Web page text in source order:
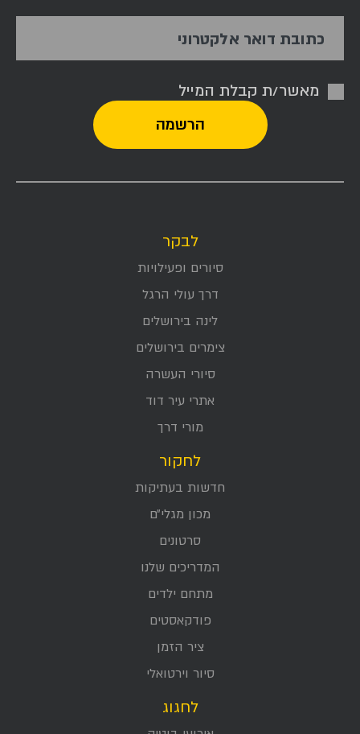
כתובת דואר אלקטרוני
מאשר/ת קבלת המייל
לבקר
סיורים ופעילויות
דרך עולי הרגל
לינה בירושלים
צימרים בירושלים
סיורי העשרה
אתרי עיר דוד
מורי דרך
לחקור
חדשות בעתיקות
מכון מגלי״ם
סרטונים
המדריכים שלנו
מתחם ילדים
פודקאסטים
ציר הזמן
סיור וירטואלי
לחגוג